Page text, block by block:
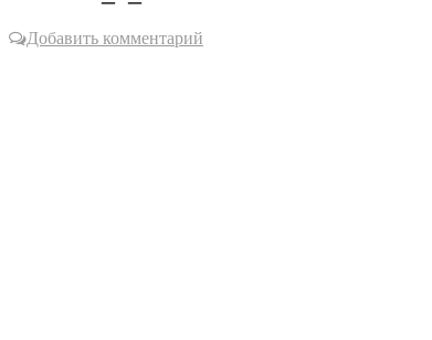
Добавить комментарий